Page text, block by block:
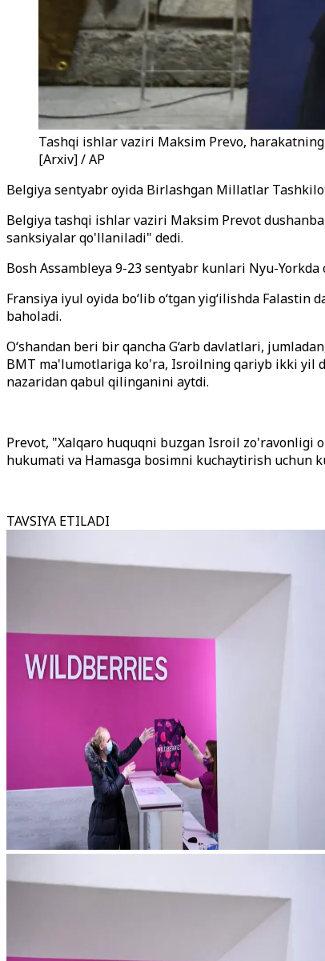
Tashqi ishlar vaziri Maksim Prevo,
[Arxiv] / AP
Belgiya sentyabr oyida Birlashgan Millatlar
Belgiya tashqi ishlar vaziri Maksim Prevot
sanksiyalar qo'llaniladi" dedi.
Bosh Assambleya 9-23 sentyabr kunlari Nyu-Yorkda
Fransiya iyul oyida boʻlib oʻtgan yigʻilishda
baholadi.
O‘shandan beri bir qancha G‘arb davlatlari,
BMT ma'lumotlariga ko'ra, Isroilning qariyb ikki yil
nazaridan qabul qilinganini aytdi.
Prevot, "Xalqaro huquqni buzgan Isroil
hukumati va Hamasga bosimni kuchaytirish uchun
TAVSIYA ETILADI